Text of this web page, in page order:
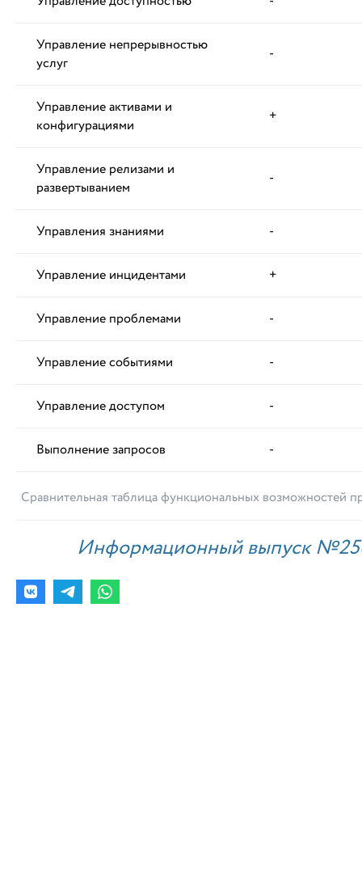
Управление непрерывностью
услуг
-
Управление активами и
конфигурациями
+
Управление релизами и
развертыванием
-
Управления знаниями -
Управление инцидентами +
Управление проблемами -
Управление событиями -
Управление доступом -
Выполнение запросов -
Сравнительная таблица функциональных возможностей
Информационный выпуск